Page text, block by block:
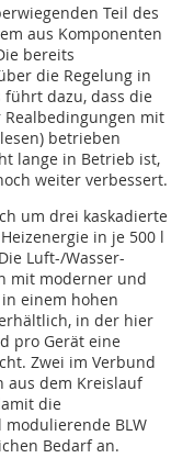
Teil des
aus Komponenten
bereits
die Regelung in
führt dazu, dass die
mit
betrieben
lange in Betrieb ist,
weiter verbessert.
um drei kaskadierte
in je 500 l
Luft-/Wasser-
mit moderner und
einem hohen
in der hier
pro Gerät eine
Zwei im Verbund
aus dem Kreislauf
die
modulierende BLW
Bedarf an.